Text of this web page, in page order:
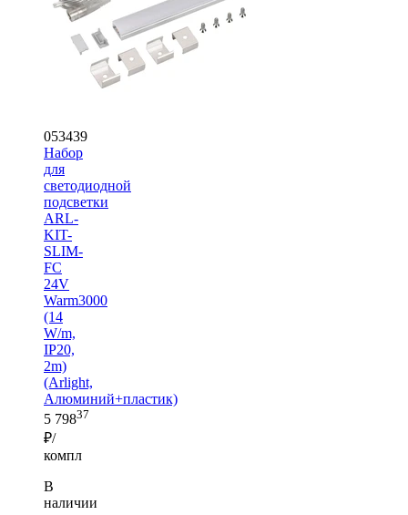
053439
Набор
для
светодиодной
подсветки
ARL-
KIT-
SLIM-
FC
24V
Warm3000
(14
W/m,
IP20,
2m)
(Arlight,
Алюминий+пластик)
5 79837
₽/
компл
В
наличии